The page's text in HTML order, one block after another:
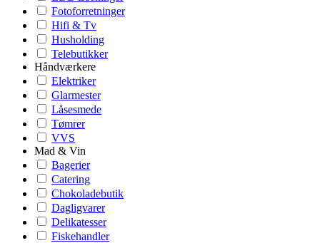
Fotoforretninger
Hifi & Tv
Husholding
Telebutikker
Håndværkere
Elektriker
Glarmester
Låsesmede
Tømrer
VVS
Mad & Vin
Bagerier
Catering
Chokoladebutik
Dagligvarer
Delikatesser
Fiskehandler